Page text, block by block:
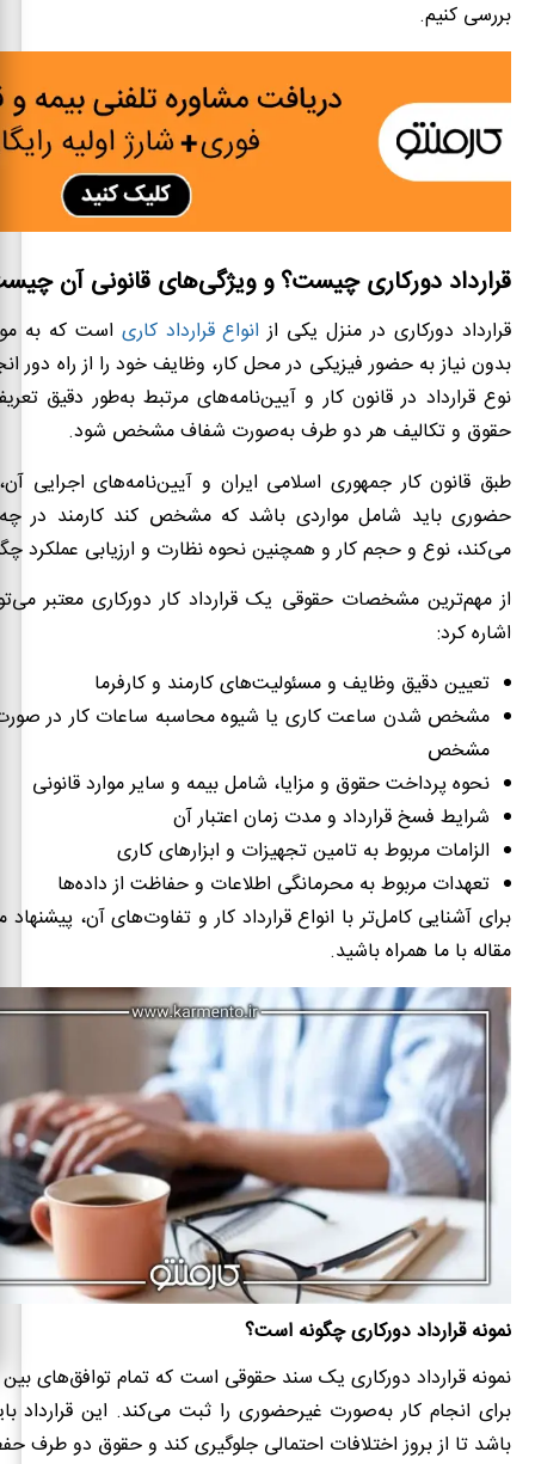
بررسی کنیم.
قرارداد دورکاری چیست؟ و ویژگی‌های قانونی آن
قرارداد دورکاری در منزل یکی از انواع قرارداد کاری است که به
بدون نیاز به حضور فیزیکی در محل کار، وظایف خود را از راه دور
نوع قرارداد در قانون کار و آیین‌نامه‌های مرتبط به‌طور دقیق
حقوق و تکالیف هر دو طرف به‌صورت شفاف مشخص شود.
طبق قانون کار جمهوری اسلامی ایران و آیین‌نامه‌های اجرایی آن،
حضوری باید شامل مواردی باشد که مشخص کند کارمند در
می‌کند، نوع و حجم کار و همچنین نحوه نظارت و ارزیابی عملکرد
از مهم‌ترین مشخصات حقوقی یک قرارداد کار دورکاری معتبر
اشاره کرد:
تعیین دقیق وظایف و مسئولیت‌های کارمند و کارفرما
مشخص شدن ساعت کاری یا شیوه محاسبه ساعات کار در صورت
مشخص
نحوه پرداخت حقوق و مزایا، شامل بیمه و سایر موارد قانونی
شرایط فسخ قرارداد و مدت زمان اعتبار آن
الزامات مربوط به تامین تجهیزات و ابزارهای کاری
تعهدات مربوط به محرمانگی اطلاعات و حفاظت از داده‌ها
برای آشنایی کامل‌تر با انواع قرارداد کار و تفاوت‌های آن، پیشنهاد
مقاله با ما همراه باشید.
نمونه قرارداد دورکاری چگونه است؟
نمونه قرارداد دورکاری یک سند حقوقی است که تمام توافق‌های بین
برای انجام کار به‌صورت غیرحضوری را ثبت می‌کند. این قرارداد
باشد تا از بروز اختلافات احتمالی جلوگیری کند و حقوق دو طرف